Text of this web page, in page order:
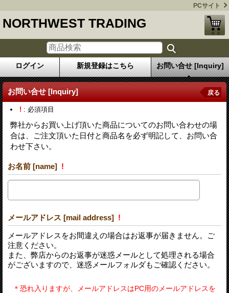
PCサイト
NORTHWEST TRADING
ログイン 新規登録はこちら お問い合せ [Inquiry]
お問い合せ [Inquiry] 戻る
! : 必須項目
弊社からお買い上げ頂いた商品についてのお問い合わせの場
合は、ご注文頂いた日付と商品名を必ず明記して、お問い合
わせ下さい。
お名前 [name] !
メールアドレス [mail address] !
メールアドレスをお間違えの場合はお返事が届きません。ご
注意ください。
また、弊店からのお返事が迷惑メールとして処理される場合
がございますので、迷惑メールフォルダもご確認ください。
＊恐れ入りますが、メールアドレスはPC用のメールアドレスを